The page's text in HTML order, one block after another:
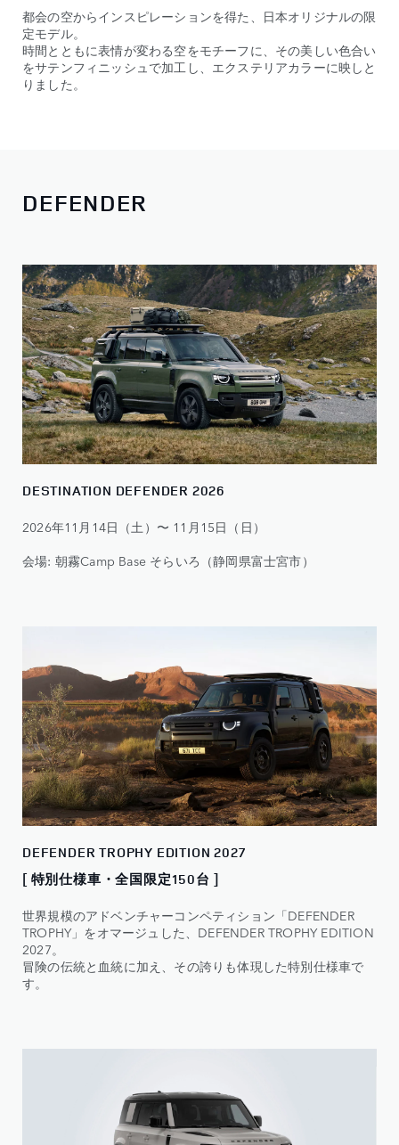
都会の空からインスピレーションを得た、日本オリジナルの限
定モデル。
時間とともに表情が変わる空をモチーフに、その美しい色合い
をサテンフィニッシュで加工し、エクステリアカラーに映しと
りました。
DEFENDER
DESTINATION DEFENDER 2026
2026年11月14日（土）〜 11月15日（日）
会場: 朝霧Camp Base そらいろ（静岡県富士宮市）
DEFENDER TROPHY EDITION 2027
[ 特別仕様車・全国限定150台 ]
世界規模のアドベンチャーコンペティション「DEFENDER
TROPHY」をオマージュした、DEFENDER TROPHY EDITION
2027。
冒険の伝統と血統に加え、その誇りも体現した特別仕様車で
す。